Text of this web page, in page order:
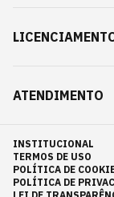
ATENDIMENTO
INSTITUCIONAL
TERMOS DE USO
POLÍTICA DE
POLÍTICA DE